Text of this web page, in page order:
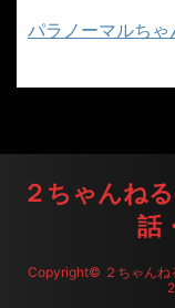
パラノーマルち
２ちゃんね
話
Copyright© ２ちゃんね